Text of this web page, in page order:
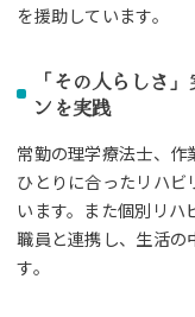
を援助しています。
「その人らしさ
ンを実践
常勤の理学療法士、
ひとりに合ったリハビ
います。また個別リハ
職員と連携し、生活の
す。